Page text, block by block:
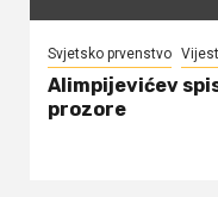
Svjetsko prvenstvo
Alimpijevićev
prozore